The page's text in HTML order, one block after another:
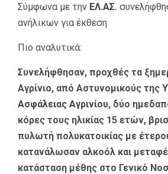
Σύμφωνα με την ΕΛ.ΑΣ.
ανήλικων για έκθεση
Πιο αναλυτικά:
Συνελήφθησαν, προχθές τα
Αγρίνιο, από Αστυνομικούς της
Ασφάλειας Αγρινίου, δύο
κόρες τους ηλικίας 15 ετών,
πυλωτή πολυκατοικίας με
κατανάλωσαν αλκοόλ και
κατάσταση μέθης στο Γενικό